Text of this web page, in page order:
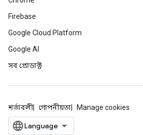
Firebase
Google Cloud Platform
Google AI
সব প্রোডাক্ট
শর্তাবলী গোপনীয়তা Manage cookies